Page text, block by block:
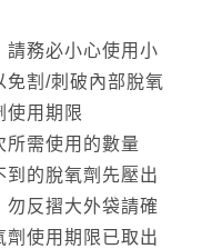
請務必小心使用小
免割/刺破內部脫氧
使用期限
所需使用的數量
到的脫氧劑先壓出
勿反摺大外袋請確
劑使用期限已取出